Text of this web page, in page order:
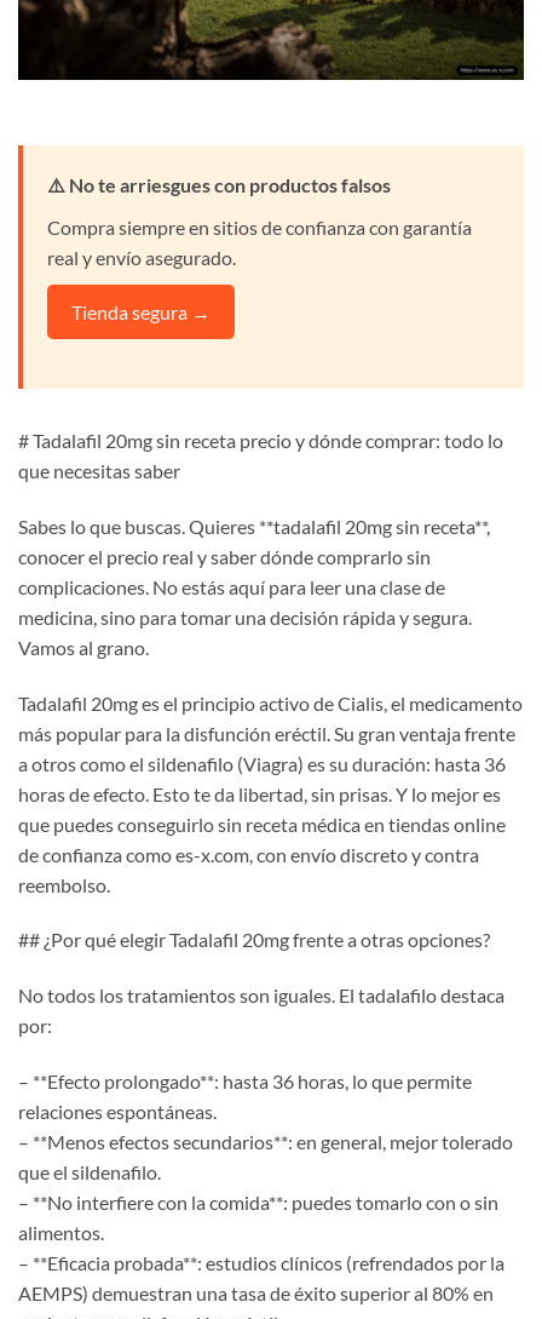
⚠️ No te arriesgues con productos falsos
Compra siempre en sitios de confianza con garantía
real y envío asegurado.
Tienda segura →
# Tadalafil 20mg sin receta precio y dónde comprar: todo lo
que necesitas saber
Sabes lo que buscas. Quieres **tadalafil 20mg sin receta**,
conocer el precio real y saber dónde comprarlo sin
complicaciones. No estás aquí para leer una clase de
medicina, sino para tomar una decisión rápida y segura.
Vamos al grano.
Tadalafil 20mg es el principio activo de Cialis, el medicamento
más popular para la disfunción eréctil. Su gran ventaja frente
a otros como el sildenafilo (Viagra) es su duración: hasta 36
horas de efecto. Esto te da libertad, sin prisas. Y lo mejor es
que puedes conseguirlo sin receta médica en tiendas online
de confianza como es-x.com, con envío discreto y contra
reembolso.
## ¿Por qué elegir Tadalafil 20mg frente a otras opciones?
No todos los tratamientos son iguales. El tadalafilo destaca
por:
– **Efecto prolongado**: hasta 36 horas, lo que permite
relaciones espontáneas.
– **Menos efectos secundarios**: en general, mejor tolerado
que el sildenafilo.
– **No interfiere con la comida**: puedes tomarlo con o sin
alimentos.
– **Eficacia probada**: estudios clínicos (refrendados por la
AEMPS) demuestran una tasa de éxito superior al 80% en